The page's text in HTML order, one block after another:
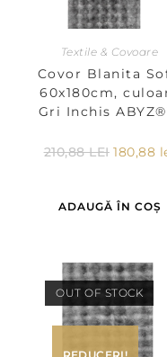
Textile & Covoare
Covor Blanita
60x180cm,
Gri Inchis
210,88LEI 180,88
ADAUGĂ ÎN COȘ
OUT OF STOCK